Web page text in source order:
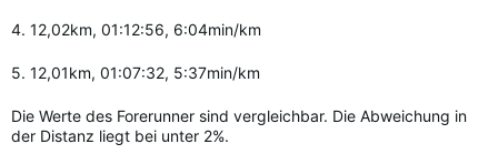
4. 12,02km, 01:12:56, 6:04min/km
5. 12,01km, 01:07:32, 5:37min/km
Die Werte des Forerunner sind vergleichbar. Die Abweichung in
der Distanz liegt bei unter 2%.